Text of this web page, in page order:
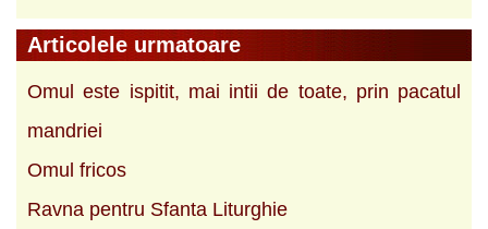
Articolele urmatoare
Omul este ispitit, mai intii de toate, prin pacatul
mandriei
Omul fricos
Ravna pentru Sfanta Liturghie